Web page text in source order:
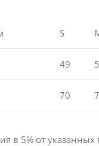
S
49
70
в 5% от